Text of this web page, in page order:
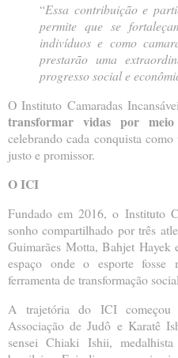
“Essa contribuição e
permite que se
indivíduos e como
prestarão uma
progresso social e
O Instituto Camaradas
transformar vidas por
celebrando cada conquista
justo e promissor.
O ICI
Fundado em 2016, o Instituto
sonho compartilhado por três
Guimarães Motta, Bahjet
espaço onde o esporte fosse
ferramenta de transformação
A trajetória do ICI começou
Associação de Judô e Karatê
sensei Chiaki Ishii,